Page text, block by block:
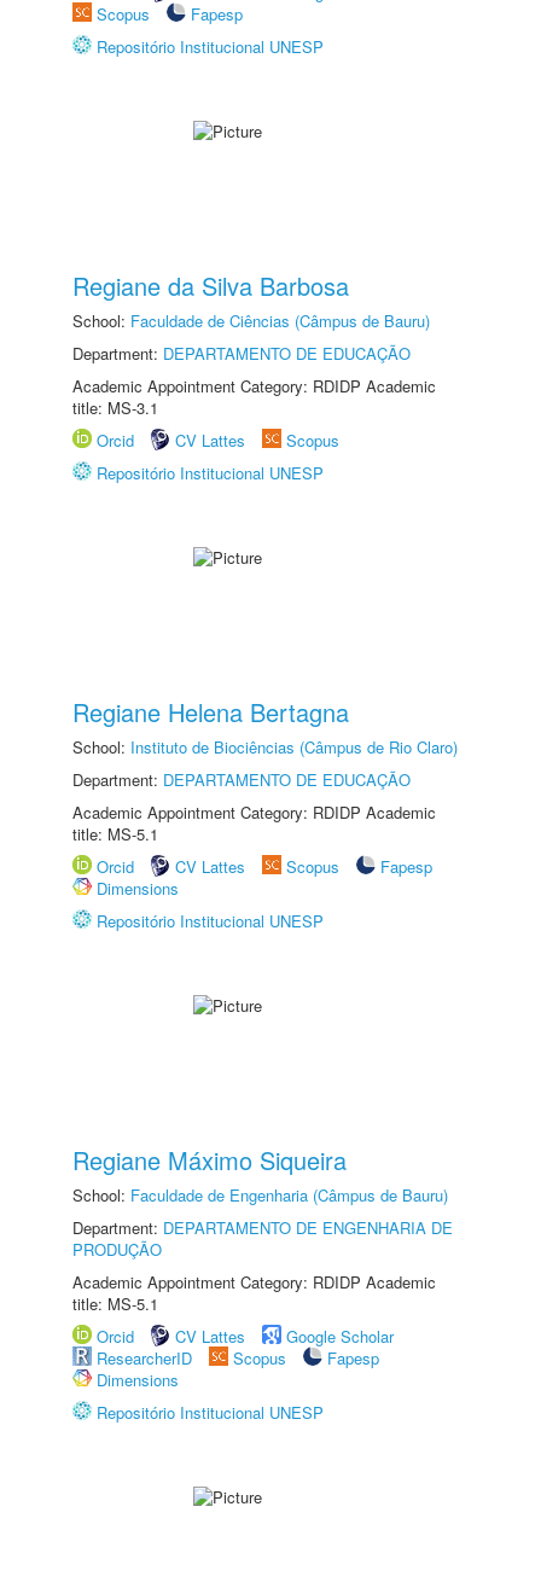
Scopus
Fapesp
Repositório Institucional UNESP
Regiane da Silva Barbosa
School: Faculdade de Ciências (Câmpus de Bauru)
Department: DEPARTAMENTO DE EDUCAÇÃO
Academic Appointment Category: RDIDP Academic
title: MS-3.1
Orcid
CV Lattes
Scopus
Repositório Institucional UNESP
Regiane Helena Bertagna
School: Instituto de Biociências (Câmpus de Rio Claro)
Department: DEPARTAMENTO DE EDUCAÇÃO
Academic Appointment Category: RDIDP Academic
title: MS-5.1
Orcid
CV Lattes Scopus
Fapesp
Dimensions
Repositório Institucional UNESP
Regiane Máximo Siqueira
School: Faculdade de Engenharia (Câmpus de Bauru)
Department: DEPARTAMENTO DE ENGENHARIA DE
PRODUÇÃO
Academic Appointment Category: RDIDP Academic
title: MS-5.1
Orcid
CV Lattes
Google Scholar
ResearcherID
Scopus
Fapesp
Dimensions
Repositório Institucional UNESP